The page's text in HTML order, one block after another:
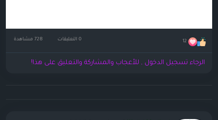
12 0 التعليقات
الرجاء تسجيل الدخول , للأعجاب والمشاركة والتعليق على هذا!